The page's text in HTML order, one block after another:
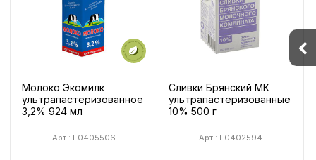
Молоко Экомилк
ультрапастеризованное
3,2% 924 мл
Арт.: E0405506
Сливки Брянский МК
ультрапастеризованные
10% 500 г
Арт.: E0402594